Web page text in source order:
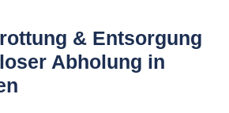
& Entsorgung
Abholung in